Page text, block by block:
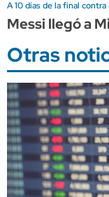
A 10 días de la final contra
Messi llegó a
Otras